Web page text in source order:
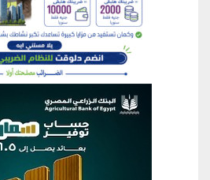
منطقة إعلانية